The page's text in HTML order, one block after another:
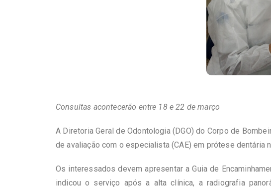
Consultas acontecerão entre 18 e 22 de março
A Diretoria Geral de Odontologia (DGO) do Corpo de
de avaliação com o especialista (CAE) em prótese dentária
Os interessados devem apresentar a Guia de
indicou o serviço após a alta clínica, a radiografia